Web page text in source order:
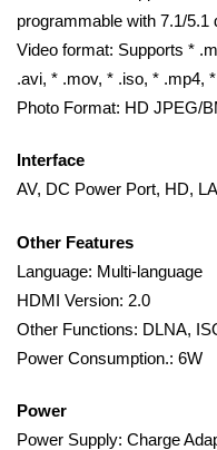
programmable with 7.1/5.1
Video format: Supports *
.avi, * .mov, * .iso, * .mp4,
Photo Format: HD JPEG/
Interface
AV, DC Power Port, HD,
Other Features
Language: Multi-language
HDMI Version: 2.0
Other Functions: DLNA,
Power Consumption.: 6W
Power
Power Supply: Charge